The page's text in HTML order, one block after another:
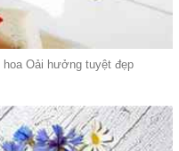
Oải hưởng tuyệt đẹp